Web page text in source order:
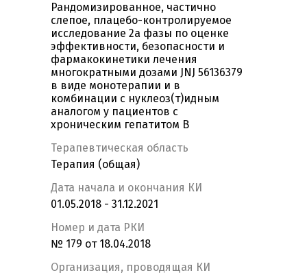
Рандомизированное, частично
слепое, плацебо-контролируемое
исследование 2а фазы по оценке
эффективности, безопасности и
фармакокинетики лечения
многократными дозами JNJ 56136379
в виде монотерапии и в
комбинации с нуклеоз(т)идным
аналогом у пациентов с
хроническим гепатитом B
Терапевтическая область
Терапия (общая)
Дата начала и окончания КИ
01.05.2018 - 31.12.2021
Номер и дата РКИ
№ 179 от 18.04.2018
Организация, проводящая КИ